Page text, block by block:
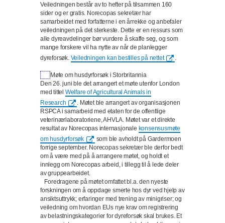
Veiledningen består av to hefter på tilsammen 160
sider og er gratis. Norecopas sekretær har
samarbeidet med forfatterne i en årrekke og anbefaler
veiledningen på det sterkeste. Dette er en ressurs som
alle dyreavdelinger bør vurdere å skaffe seg, og som
mange forskere vil ha nytte av når de planlegger
dyreforsøk. Veiledningen kan bestilles på nettet .
Møte om husdyrforsøk i Storbritannia
Den 26. juni ble det arrangert et møte utenfor London
med tittel Welfare of Agricultural Animals in
Research
. Møtet ble arrangert av organisasjonen
RSPCA i samarbeid med etaten for de offentlige
veterinærlaboratoriene, AHVLA. Møtet var et direkte
resultat av Norecopas internasjonale konsensusmøte
om husdyrforsøk
som ble avholdt på Gardermoen
forrige september. Norecopas sekretær ble derfor bedt
om å være med på å arrangere møtet, og holdt et
innlegg om Norecopas arbeid, i tillegg til å lede deler
av gruppearbeidet.
Foredragene på møtet omfattet bl.a. den nyeste
forskningen om å oppdage smerte hos dyr ved hjelp av
ansiktsuttrykk; erfaringer med trening av minigriser; og
veiledning om hvordan EUs nye krav om registrering
av belastningskategorier for dyreforsøk skal brukes. Et